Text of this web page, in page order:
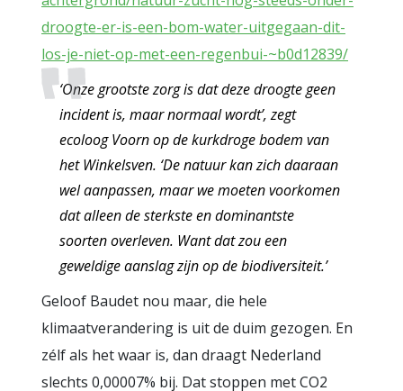
droogte-er-is-een-bom-water-uitgegaan-dit-
los-je-niet-op-met-een-regenbui-~b0d12839/
‘Onze grootste zorg is dat deze droogte geen
incident is, maar normaal wordt’, zegt
ecoloog Voorn op de kurkdroge bodem van
het Winkelsven. ‘De natuur kan zich daaraan
wel aanpassen, maar we moeten voorkomen
dat alleen de sterkste en dominantste
soorten overleven. Want dat zou een
geweldige aanslag zijn op de biodiversiteit.’
Geloof Baudet nou maar, die hele
klimaatverandering is uit de duim gezogen. En
zélf als het waar is, dan draagt Nederland
slechts 0,00007% bij. Dat stoppen met CO2